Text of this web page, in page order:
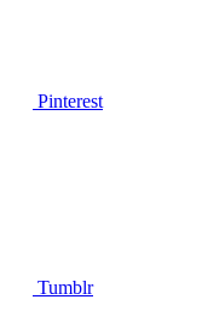
Pinterest
Tumblr